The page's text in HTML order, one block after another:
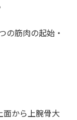
の筋肉の起始・
から上腕骨大